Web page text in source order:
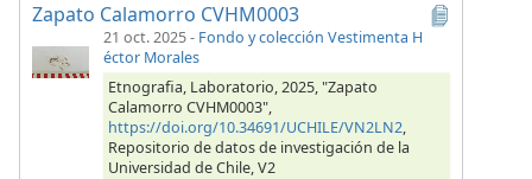
Zapato Calamorro CVHM0003
21 oct. 2025- Fondo y colección Vestimenta H
éctor Morales
Etnografia, Laboratorio, 2025, "Zapato
Calamorro CVHM0003",
https://doi.org/10.34691/UCHILE/VN2LN2,
Repositorio de datos de investigación de la
Universidad de Chile, V2